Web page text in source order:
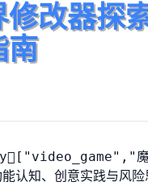
修改器探
南
认知、创意实践与风